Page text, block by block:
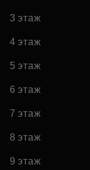
3 этаж
4 этаж
5 этаж
6 этаж
7 этаж
8 этаж
9 этаж